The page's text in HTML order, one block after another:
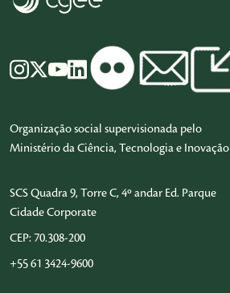
Organização social supervisionada pelo
Ministério da Ciência, Tecnologia e Inovação
SCS Quadra 9, Torre C, 4º andar Ed. Parque
Cidade Corporate
CEP: 70.308-200
+55 61 3424-9600